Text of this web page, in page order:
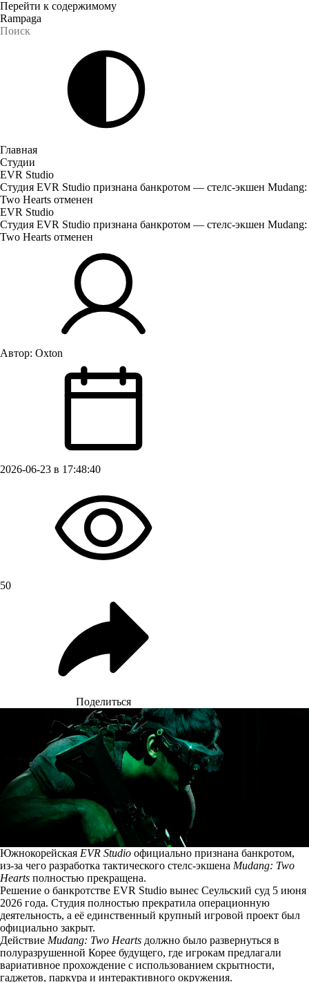
Перейти к содержимому
Rampaga
Главная
Студии
EVR Studio
Студия EVR Studio признана банкротом — стелс-экшен Mudang:
Two Hearts отменен
EVR Studio
Студия EVR Studio признана банкротом — стелс-экшен Mudang:
Two Hearts отменен
Автор: Oxton
2026-06-23 в 17:48:40
50
Поделиться
Южнокорейская EVR Studio официально признана банкротом,
из-за чего разработка тактического стелс-экшена Mudang: Two
Hearts полностью прекращена.
Решение о банкротстве EVR Studio вынес Сеульский суд 5 июня
2026 года. Студия полностью прекратила операционную
деятельность, а её единственный крупный игровой проект был
официально закрыт.
Действие Mudang: Two Hearts должно было развернуться в
полуразрушенной Корее будущего, где игрокам предлагали
вариативное прохождение с использованием скрытности,
гаджетов, паркура и интерактивного окружения.